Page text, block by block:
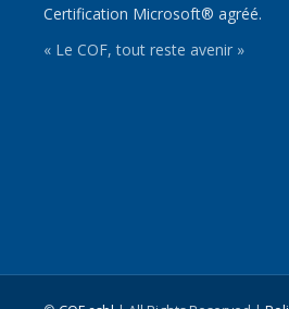
Certification Microsoft® agréé.
« Le COF, tout reste avenir »